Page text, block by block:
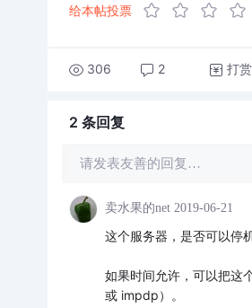
给本帖投票
306 2 打赏
2 条回复
请发表友善的回复…
卖水果的net 2019-06-21
这个服务器，是否可以停
如果时间允许，可以把这
或 impdp）。